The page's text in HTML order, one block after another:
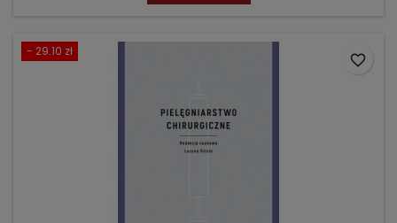
- 29.10 zł
favorite_border